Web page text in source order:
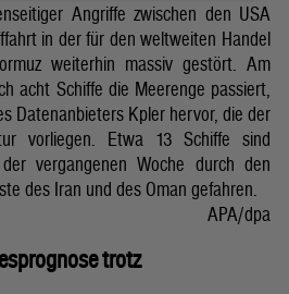
Angriffe zwischen den USA
in der für den weltweiten Handel
weiterhin massiv gestört. Am
acht Schiffe die Meerenge passiert,
Datenanbieters Kpler hervor, die der
vorliegen. Etwa 13 Schiffe sind
vergangenen Woche durch den
des Iran und des Oman gefahren.
APA/dpa
trotz